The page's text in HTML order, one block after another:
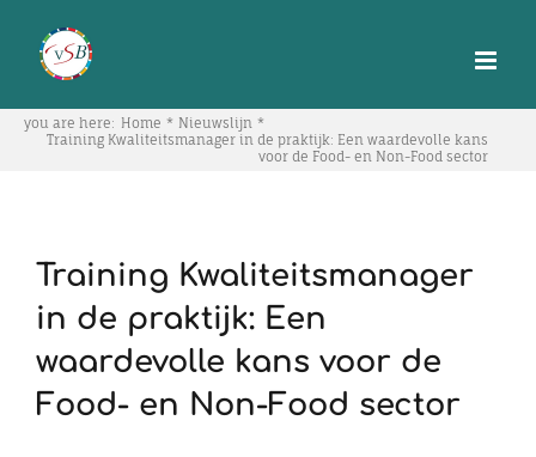
content
you are here: Home
Nieuwslijn
Training Kwaliteitsmanager in de praktijk: Een waardevolle kans
voor de Food- en Non-Food sector
Training Kwaliteitsmanager
in de praktijk: Een
waardevolle kans voor de
Food- en Non-Food sector